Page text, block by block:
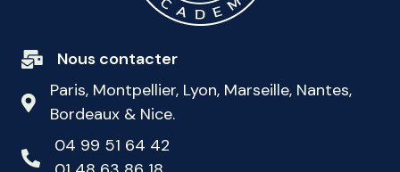
Nous contacter
Paris, Montpellier, Lyon, Marseille, Nantes,
Bordeaux & Nice.
04 99 51 64 42